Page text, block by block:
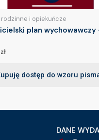
rodzinne i opiekuńcze
plan wychowawczy
zł
dostęp do wzoru
DANE